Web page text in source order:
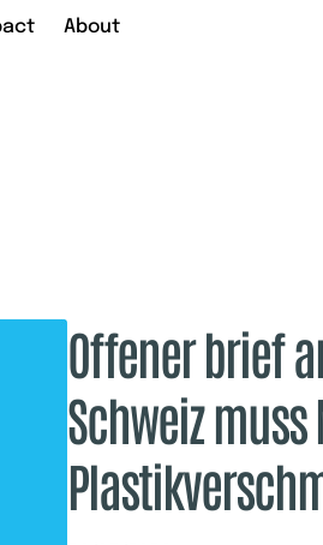
About
Offener brief
Schweiz